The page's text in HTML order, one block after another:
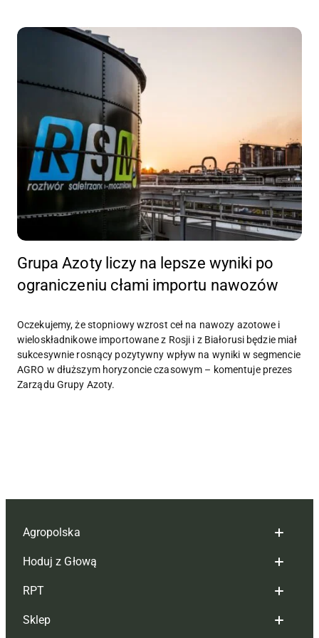
Grupa Azoty liczy na lepsze wyniki po
ograniczeniu cłami importu nawozów
Oczekujemy, że stopniowy wzrost ceł na nawozy azotowe i
wieloskładnikowe importowane z Rosji i z Białorusi będzie miał
sukcesywnie rosnący pozytywny wpływ na wyniki w segmencie
AGRO w dłuższym horyzoncie czasowym – komentuje prezes
Zarządu Grupy Azoty.
Agropolska
Redakcja
Reklama
Tagi
Hoduj z Głową
Hoduj z głową bydło
Hoduj z głową świnie
RPT
Redakcja
Sklep